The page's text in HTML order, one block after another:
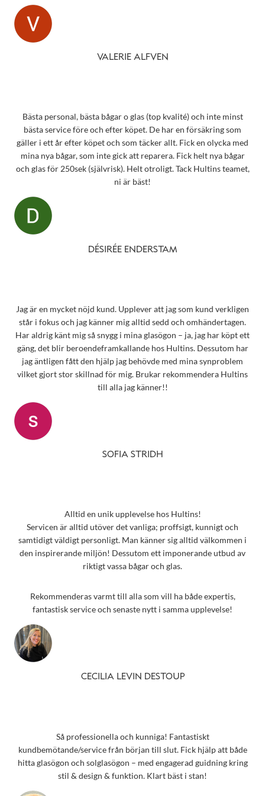
VALERIE ALFVEN
Bästa personal, bästa bågar o glas (top kvalité) och inte minst
bästa service före och efter köpet. De har en försäkring som
gäller i ett år efter köpet och som täcker allt. Fick en olycka med
mina nya bågar, som inte gick att reparera. Fick helt nya bågar
och glas för 250sek (självrisk). Helt otroligt. Tack Hultins teamet,
ni är bäst!
DÉSIRÉE ENDERSTAM
Jag är en mycket nöjd kund. Upplever att jag som kund verkligen
står i fokus och jag känner mig alltid sedd och omhändertagen.
Har aldrig känt mig så snygg i mina glasögon – ja, jag har köpt ett
gäng, det blir beroendeframkallande hos Hultins. Dessutom har
jag äntligen fått den hjälp jag behövde med mina synproblem
vilket gjort stor skillnad för mig. Brukar rekommendera Hultins
till alla jag känner!!
SOFIA STRIDH
Alltid en unik upplevelse hos Hultins!
Servicen är alltid utöver det vanliga; proffsigt, kunnigt och
samtidigt väldigt personligt. Man känner sig alltid välkommen i
den inspirerande miljön! Dessutom ett imponerande utbud av
riktigt vassa bågar och glas.
Rekommenderas varmt till alla som vill ha både expertis,
fantastisk service och senaste nytt i samma upplevelse!
CECILIA LEVIN DESTOUP
Så professionella och kunniga! Fantastiskt
kundbemötande/service från början till slut. Fick hjälp att både
hitta glasögon och solglasögon – med engagerad guidning kring
stil & design & funktion. Klart bäst i stan!